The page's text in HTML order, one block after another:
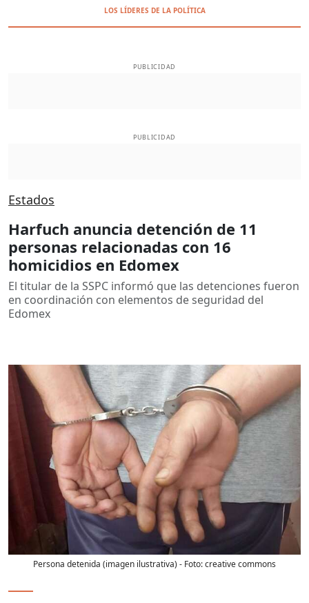
LOS LÍDERES DE LA POLÍTICA
PUBLICIDAD
PUBLICIDAD
Estados
Harfuch anuncia detención de 11
personas relacionadas con 16
homicidios en Edomex
El titular de la SSPC informó que las detenciones fueron
en coordinación con elementos de seguridad del
Edomex
Persona detenida (imagen ilustrativa) - Foto:creative commons